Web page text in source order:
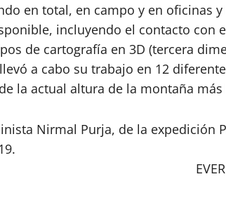
en total, en campo y en oficinas
incluyendo el contacto con
de cartografía en 3D (tercera
a cabo su trabajo en 12
la actual altura de la montaña